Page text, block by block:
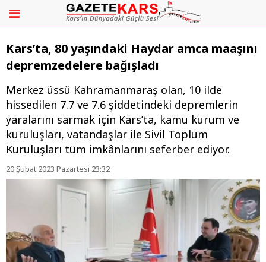
Kars’ta, 80 yaşındaki Haydar amca maaşını
depremzedelere bağışladı
Merkez üssü Kahramanmaraş olan, 10 ilde
hissedilen 7.7 ve 7.6 şiddetindeki depremlerin
yaralarını sarmak için Kars’ta, kamu kurum ve
kuruluşları, vatandaşlar ile Sivil Toplum
Kuruluşları tüm imkânlarını seferber ediyor.
20 Şubat 2023 Pazartesi 23:32